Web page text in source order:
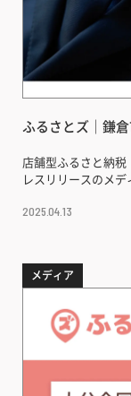
ふるさとズ｜鎌
店舗型ふるさと納税
レスリリースのメデ
2025.04.13
メディア